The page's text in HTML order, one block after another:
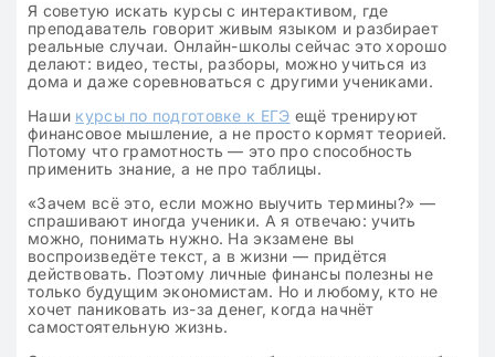
Я советую искать курсы с интерактивом, где
преподаватель говорит живым языком и разбирает
реальные случаи. Онлайн-школы сейчас это хорошо
делают: видео, тесты, разборы, можно учиться из
дома и даже соревноваться с другими учениками.
Наши курсы по подготовке к ЕГЭ ещё тренируют
финансовое мышление, а не просто кормят теорией.
Потому что грамотность — это про способность
применить знание, а не про таблицы.
«Зачем всё это, если можно выучить термины?» —
спрашивают иногда ученики. А я отвечаю: учить
можно, понимать нужно. На экзамене вы
воспроизведёте текст, а в жизни — придётся
действовать. Поэтому личные финансы полезны не
только будущим экономистам. Но и любому, кто не
хочет паниковать из-за денег, когда начнёт
самостоятельную жизнь.